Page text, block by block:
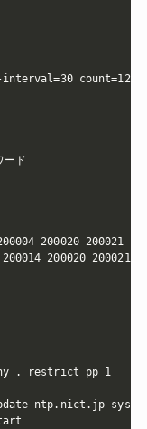
count=12
ド
200020 200021
200020 200021
. restrict pp 1
ntp.nict.jp